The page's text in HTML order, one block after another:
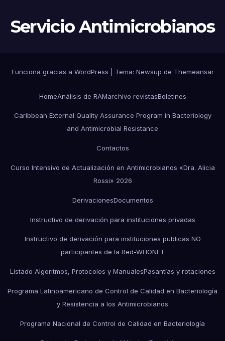
Servicio Antimicrobianos
Funciona gracias a WordPress Tema: Newsup de Themeansar
HomeAnálisis de RAMarchivo revistasBoletines
Caribbean External Quality Assurance Program in Bacteriology
and Antimicrobial Resistance
Contactos
Curso Intensivo de Actualización en Antimicrobianos «Dra. Alicia
Rossi» 2026
DerivacionesDocumentos
Instructivo de derivación para instituciones privadas
Instructivo de derivación para instituciones publicas NO
participantes de la Red-WHONET
Listado Algoritmos, Protocolos y ManualesPasantías y rotaciones
Programa Latinoamericano de Control de Calidad en Bacteriología
y Resistencia a los Antimicrobianos
Programa Nacional de Control de Calidad en Bacteriología